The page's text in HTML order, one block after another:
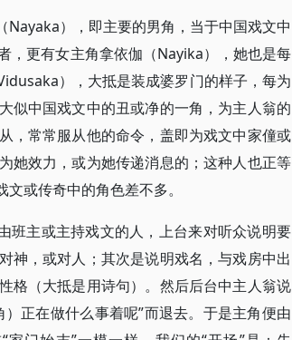
），即主要的男角，当于中国戏文中
，更有女主角拿依伽（Nayika），她也是每
），大抵是装成婆罗门的样子，每为
似中国戏文中的丑或净的一角，为主人翁的
，常常服从他的命令，盖即为戏文中家僮或
她效力，或为她传递消息的；这种人也正等
或传奇中的角色差不多。
班主或主持戏文的人，上台来对听众说明要
神，或对人；其次是说明戏名，与戏房中出
格（大抵是用诗句）。然后后台中主人翁说
正在做什么事着呢”而退去。于是主角便由